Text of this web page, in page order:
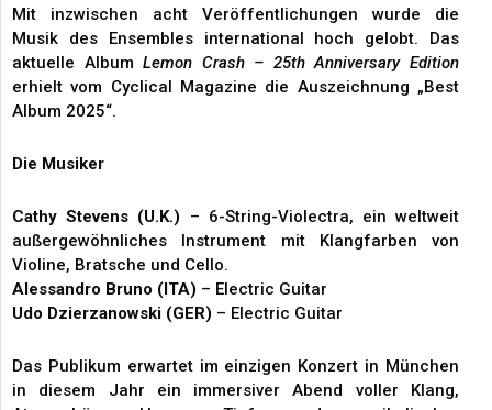
Mit inzwischen acht Veröffentlichungen wurde die
Musik des Ensembles international hoch gelobt. Das
aktuelle AlbumLemon Crash – 25th Anniversary Edition
erhielt vom Cyclical Magazine die Auszeichnung „Best
Album 2025“.
Die Musiker
Cathy Stevens (U.K.) – 6-String-Violectra, ein weltweit
außergewöhnliches Instrument mit Klangfarben von
Violine, Bratsche und Cello.
Alessandro Bruno (ITA) – Electric Guitar
Udo Dzierzanowski (GER) – Electric Guitar
Das Publikum erwartet im einzigen Konzert in München
in diesem Jahr ein immersiver Abend voller Klang,